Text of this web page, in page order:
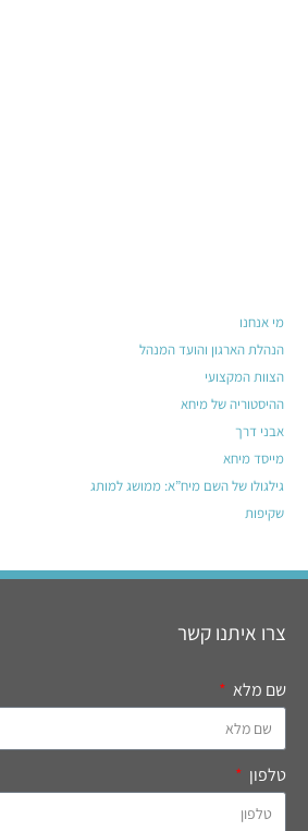
מי אנחנו
הנהלת הארגון והועד המנהל
הצוות המקצועי
ההיסטוריה של מיחא
אבני דרך
מייסד מיחא
גילגולו של השם מיח”א: ממושג למותג
שקיפות
צרו איתנו קשר
שם מלא
טלפון